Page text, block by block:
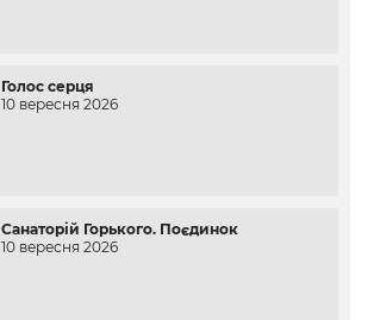
Голос серця
10 вересня 2026
Санаторій Горького. Поєдинок
10 вересня 2026